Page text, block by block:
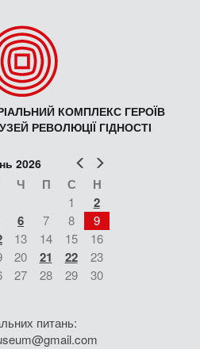
КОМПЛЕКС ГЕРОЇВ
РЕВОЛЮЦІЇ ГІДНОСТІ
Попер
2026
Ч П С Н
1 2
6 7 8
9
13 14 15
16
20 21 22
23
27 28 29
30
питань: